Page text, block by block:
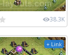
38.3K
+ Link